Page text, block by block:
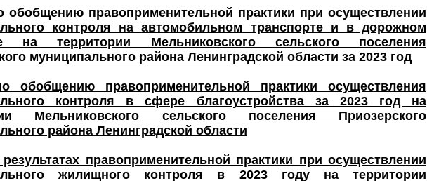
обобщению правоприменительной практики при осуществлении
контроля на автомобильном транспорте и в дорожном
на территории Мельниковского сельского поселения
муниципального района Ленинградской области за 2023 год
обобщению правоприменительной практики осуществления
контроля в сфере благоустройства за 2023 год на
Мельниковского сельского поселения Приозерского
района Ленинградской области
правоприменительной практики при осуществлении
жилищного контроля в 2023 году на территории